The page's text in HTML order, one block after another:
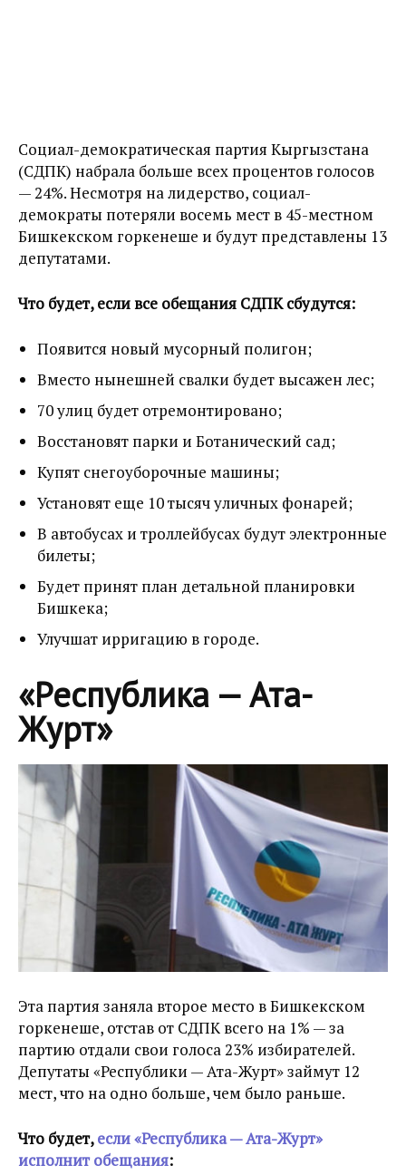
Социал-демократическая партия Кыргызстана
(СДПК) набрала больше всех процентов голосов
— 24%. Несмотря на лидерство, социал-
демократы потеряли восемь мест в 45-местном
Бишкекском горкенеше и будут представлены 13
депутатами.
Что будет, если все обещания СДПК сбудутся:
Появится новый мусорный полигон;
Вместо нынешней свалки будет высажен лес;
70 улиц будет отремонтировано;
Восстановят парки и Ботанический сад;
Купят снегоуборочные машины;
Установят еще 10 тысяч уличных фонарей;
В автобусах и троллейбусах будут электронные
билеты;
Будет принят план детальной планировки
Бишкека;
Улучшат ирригацию в городе.
«Республика — Ата-
Журт»
Эта партия заняла второе место в Бишкекском
горкенеше, отстав от СДПК всего на 1% — за
партию отдали свои голоса 23% избирателей.
Депутаты «Республики — Ата-Журт» займут 12
мест, что на одно больше, чем было раньше.
Что будет,если «Республика — Ата-Журт»
исполнит обещания: